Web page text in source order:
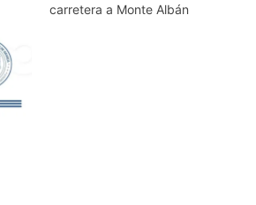
carretera a Monte Albán